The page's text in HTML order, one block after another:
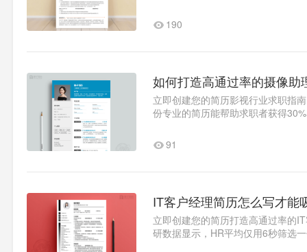
190
如何打造高通过率的摄像助
立即创建您的简历影视行业求职指
份专业的简历能帮助求职者获得
91
IT客户经理简历怎么写才能
立即创建您的简历打造高通过率的
研数据显示，HR平均仅用6秒筛选